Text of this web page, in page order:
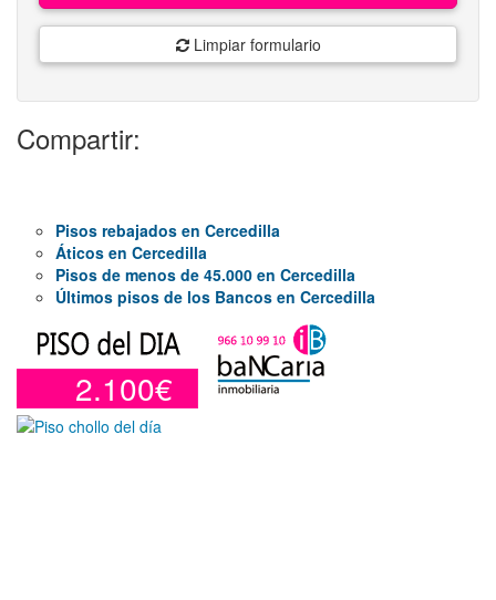
Limpiar formulario
Compartir:
Pisos rebajados en Cercedilla
Áticos en Cercedilla
Pisos de menos de 45.000 en Cercedilla
Últimos pisos de los Bancos en Cercedilla
2.100€